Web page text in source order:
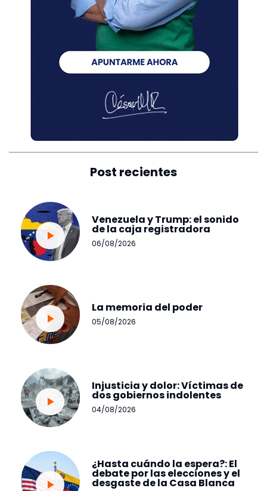
Post recientes
Venezuela y Trump: el sonido
de la caja registradora
06/08/2026
La memoria del poder
05/08/2026
Injusticia y dolor: Víctimas de
dos gobiernos indolentes
04/08/2026
¿Hasta cuándo la espera?: El
debate por las elecciones y el
desgaste de la Casa Blanca